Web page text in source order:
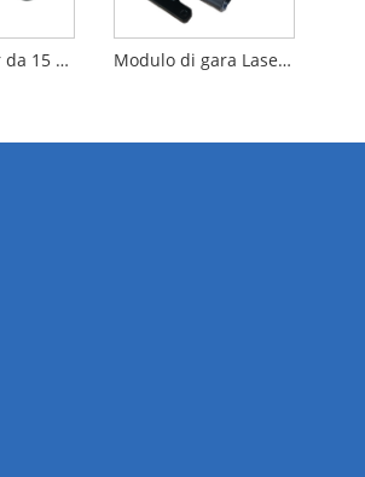
Range Finder da 15 km Modulo di gara Laser Range Laser 18 km